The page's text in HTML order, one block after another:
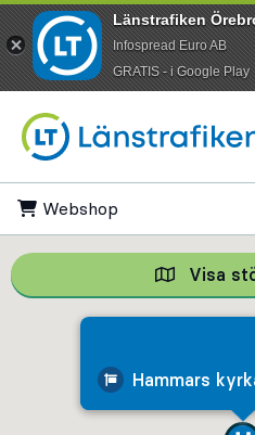
Webshop
Hammars
Visa
Länstrafiken
Infospread Euro AB
​GRATIS - i Google Play